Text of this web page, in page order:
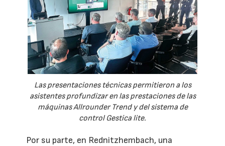
Las presentaciones técnicas permitieron a los
asistentes profundizar en las prestaciones de las
máquinas Allrounder Trend y del sistema de
control Gestica lite.
Por su parte, en Rednitzhembach, una